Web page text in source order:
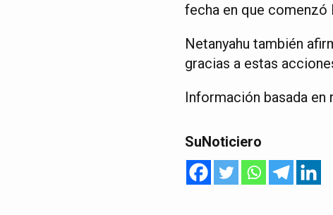
fecha en que comenzó
Netanyahu también
gracias a estas
Información basada
SuNoticiero